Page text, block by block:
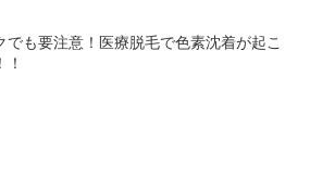
でも要注意！医療脱毛で色素沈着が起こ